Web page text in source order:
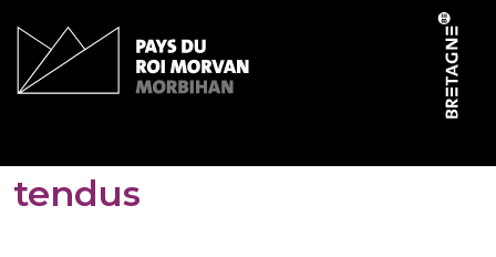
tendus